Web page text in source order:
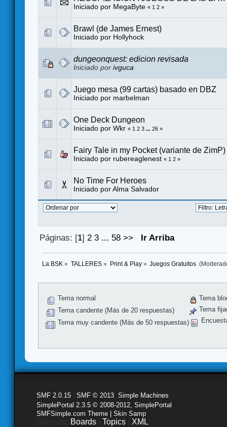
Iniciado por MegaByte « 1 2 »
Brawl (de James Ernest)
Iniciado por Hollyhock
dungeonquest: edicion revisada
Iniciado por ivguca
Juego mesa (99 cartas) basado en DBZ
Iniciado por marbelman
One Deck Dungeon
Iniciado por Wkr « 1 2 3 ... 26 »
Fairy Tale in my Pocket (variante de ZimP)
Iniciado por rubereaglenest « 1 2 »
No Time For Heroes
Iniciado por Alma Salvador
Páginas: [1]2 3 ... 58 >> Ir Arriba
La BSK » TALLERES» Print & Play» Juegos Gratuitos
Tema normal
Tema candente (Más de 20 respuestas)
Tema muy candente (Más de 50 respuestas)
Tema
Tema
SMF 2.0.15 SMF © 2013 Simple Machines
SimplePortal 2.3.5 © 2008-2012, SimplePortal
SMFSimple.com Theme | Skin Samp
Boards Topics XML